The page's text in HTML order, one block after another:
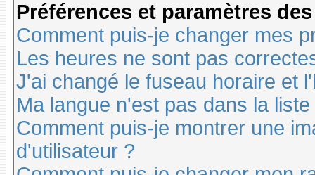
Préférences et paramètres
Comment puis-je changer mes
Les heures ne sont pas
J'ai changé le fuseau horaire et
Ma langue n'est pas dans la liste
Comment puis-je montrer une
d'utilisateur ?